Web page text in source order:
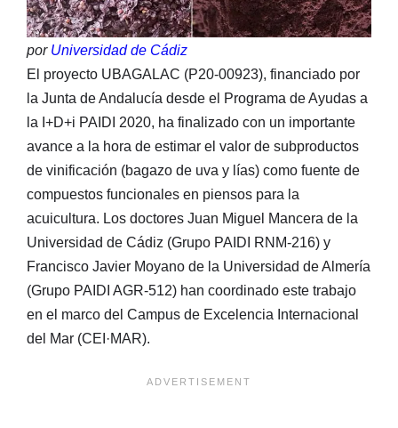
por Universidad de Cádiz
El proyecto UBAGALAC (P20-00923), financiado por
la Junta de Andalucía desde el Programa de Ayudas a
la I+D+i PAIDI 2020, ha finalizado con un importante
avance a la hora de estimar el valor de subproductos
de vinificación (bagazo de uva y lías) como fuente de
compuestos funcionales en piensos para la
acuicultura. Los doctores Juan Miguel Mancera de la
Universidad de Cádiz (Grupo PAIDI RNM-216) y
Francisco Javier Moyano de la Universidad de Almería
(Grupo PAIDI AGR-512) han coordinado este trabajo
en el marco del Campus de Excelencia Internacional
del Mar (CEI·MAR).